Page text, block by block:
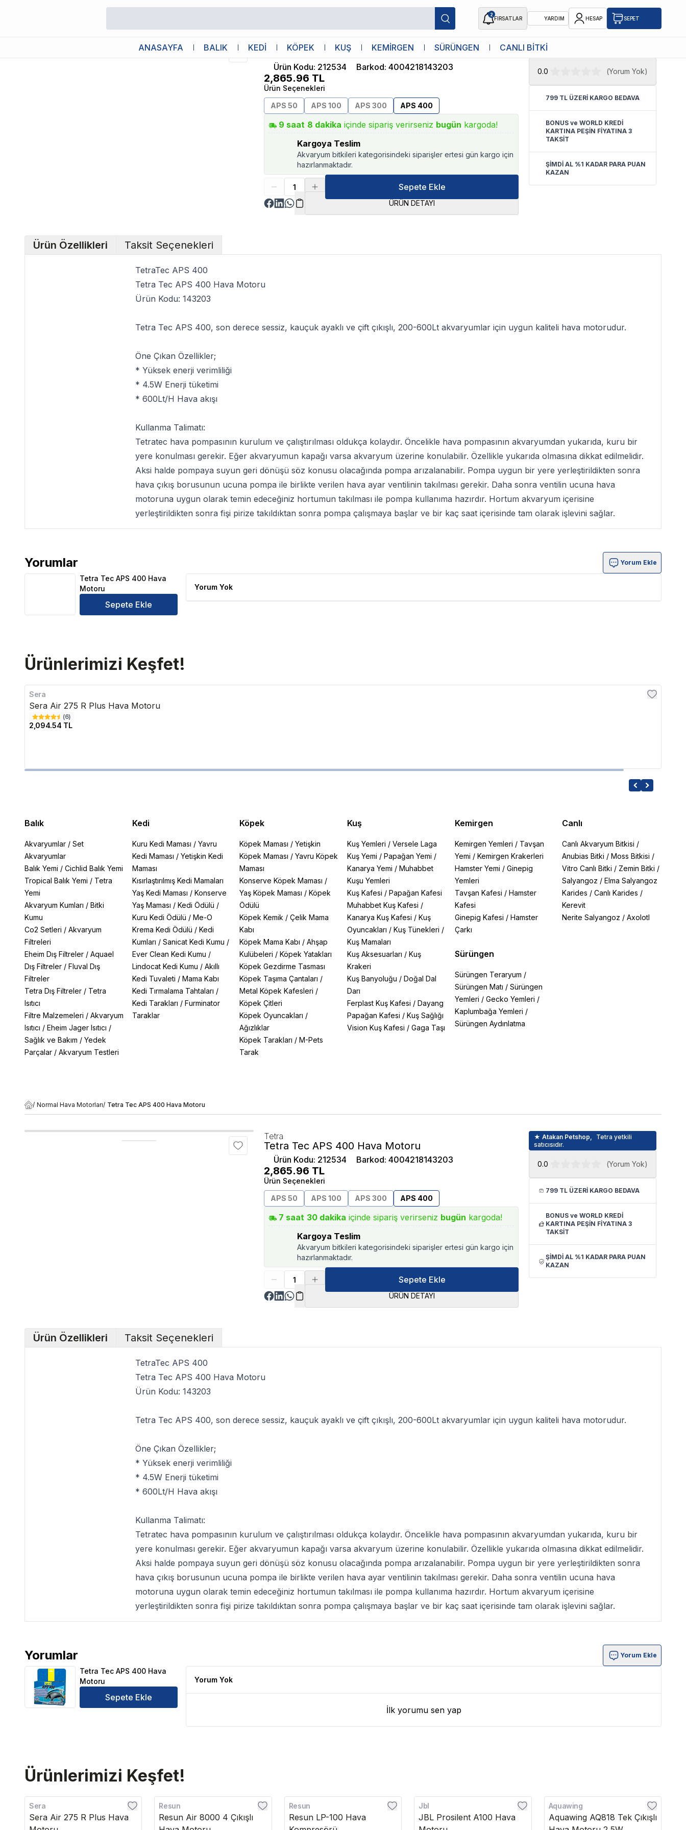
2
FIRSATLAR YARDIM HESAP SEPET
ANASAYFA BALIK KEDİ KÖPEK KUŞ KEMİRGEN SÜRÜNGEN CANLI BİTKİ
Tetra
Tetra Tec APS 400 Hava Motoru
Ürün Kodu: 212534 Barkod:4004218143203
2,865.96 TL
Ürün Seçenekleri
APS 50
APS 100 APS 300 APS 400
9 saat 8 dakika içinde sipariş verirseniz bugün kargoda!
Kargoya Teslim
Akvaryum bitkileri kategorisindeki siparişler ertesi gün kargo için
hazırlanmaktadır.
Sepete Ekle
ÜRÜN DETAYI
★ Atakan Petshop,
satıcısıdır.
0.0 (Yorum Yok)
799 TL ÜZERİ KARGO BEDAVA
BONUS ve WORLD KREDİ
KARTINA PEŞİN FİYATINA 3
TAKSİT
ŞİMDİ AL %1 KADAR PARA PUAN
KAZAN
Ürün Özellikleri Taksit Seçenekleri
TetraTec APS 400
Tetra Tec APS 400 Hava Motoru
Ürün Kodu: 143203
Tetra Tec APS 400, son derece sessiz, kauçuk ayaklı ve çift çıkışlı, 200-600Lt akvaryumlar için uygun kaliteli hava motorudur.
Öne Çıkan Özellikler;
* Yüksek enerji verimliliği
* 4.5W Enerji tüketimi
* 600Lt/H Hava akışı
Kullanma Talimatı:
Tetratec hava pompasının kurulum ve çalıştırılması oldukça kolaydır. Öncelikle hava pompasının akvaryumdan yukarıda, kuru bir
yere konulması gerekir. Eğer akvaryumun kapağı varsa akvaryum üzerine konulabilir. Özellikle yukarıda olmasına dikkat edilmelidir.
Aksi halde pompaya suyun geri dönüşü söz konusu olacağında pompa arızalanabilir. Pompa uygun bir yere yerleştirildikten sonra
hava çıkış borusunun ucuna pompa ile birlikte verilen hava ayar ventilinin takılması gerekir. Daha sonra ventilin ucuna hava
motoruna uygun olarak temin edeceğiniz hortumun takılması ile pompa kullanıma hazırdır. Hortum akvaryum içerisine
yerleştirildikten sonra fişi pirize takıldıktan sonra pompa çalışmaya başlar ve bir kaç saat içerisinde tam olarak işlevini sağlar.
Yorumlar
Tetra Tec APS 400 Hava Motoru Ürün Yorumları
Yorum Ekle
Tetra Tec APS 400 Hava
Motoru
Sepete Ekle
Yorum Yok
Ürünlerimizi Keşfet!
Sera
Sera Air 275 R Plus Hava Motoru
(6)
2,094.54 TL
Balık
Akvaryumlar / Set
Akvaryumlar
Balık Yemi / Cichlid Balık Yemi
Tropical Balık Yemi / Tetra
Yemi
Akvaryum Kumları / Bitki
Kumu
Co2 Setleri / Akvaryum
Filtreleri
Eheim Dış Filtreler / Aquael
Dış Filtreler / Fluval Dış
Filtreler
Tetra Dış Filtreler / Tetra
Isıtıcı
Filtre Malzemeleri / Akvaryum
Isıtıcı / Eheim Jager Isıtıcı /
Sağlık ve Bakım / Yedek
Parçalar / Akvaryum Testleri
Kedi
Kuru Kedi Maması / Yavru
Kedi Maması / Yetişkin Kedi
Maması
Kısırlaştırılmış Kedi Mamaları
Yaş Kedi Maması / Konserve
Yaş Maması / Kedi Ödülü /
Kuru Kedi Ödülü / Me-O
Krema Kedi Ödülü / Kedi
Kumları / Sanicat Kedi Kumu /
Ever Clean Kedi Kumu /
Lindocat Kedi Kumu / Akıllı
Kedi Tuvaleti / Mama Kabı
Kedi Tırmalama Tahtaları /
Kedi Tarakları / Furminator
Taraklar
Köpek
Köpek Maması /Yetişkin
Köpek Maması /Yavru Köpek
Maması
Konserve Köpek Maması /
Yaş Köpek Maması /Köpek
Ödülü
Köpek Kemik /Çelik Mama
Kabı
Köpek Mama Kabı /Ahşap
Kulübeleri /Köpek Yatakları
Köpek Gezdirme Tasması
Köpek Taşıma Çantaları /
Metal Köpek Kafesleri /
Köpek Çitleri
Köpek Oyuncakları /
Ağızlıklar
Köpek Tarakları /M-Pets
Tarak
Kuş
Kuş Yemleri / Versele Laga
Kuş Yemi / Papağan Yemi /
Kanarya Yemi / Muhabbet
Kuşu Yemleri
Kuş Kafesi / Papağan Kafesi
Muhabbet Kuş Kafesi /
Kanarya Kuş Kafesi / Kuş
Oyuncakları / Kuş Tünekleri /
Kuş Mamaları
Kuş Aksesuarları / Kuş
Krakeri
Kuş Banyoluğu / Doğal Dal
Darı
Ferplast Kuş Kafesi / Dayang
Papağan Kafesi / Kuş Sağlığı
Vision Kuş Kafesi / Gaga Taşı
Kemirgen
Kemirgen Yemleri / Tavşan
Yemi / Kemirgen Krakerleri
Hamster Yemi / Ginepig
Yemleri
Tavşan Kafesi / Hamster
Kafesi
Ginepig Kafesi / Hamster
Çarkı
Sürüngen
Sürüngen Teraryum /
Sürüngen Matı / Sürüngen
Yemleri / Gecko Yemleri /
Kaplumbağa Yemleri /
Sürüngen Aydınlatma
Canlı
Canlı Akvaryum Bitkisi /
Anubias Bitki /Moss Bitkisi /
Vitro Canlı Bitki / Zemin Bitki /
Salyangoz /Elma Salyangoz
Karides /Canlı Karides /
Kerevit
Nerite Salyangoz /Axolotl
/ Normal Hava Motorları/ Tetra Tec APS 400 Hava Motoru
Tetra
Tetra Tec APS 400 Hava Motoru
Ürün Kodu: 212534 Barkod:4004218143203
2,865.96 TL
Ürün Seçenekleri
APS 50
APS 100 APS 300 APS 400
7 saat 30 dakika içinde sipariş verirseniz bugün kargoda!
Kargoya Teslim
Akvaryum bitkileri kategorisindeki siparişler ertesi gün kargo için
hazırlanmaktadır.
Sepete Ekle
ÜRÜN DETAYI
★ Atakan Petshop,
Tetra yetkili
satıcısıdır.
0.0 (Yorum Yok)
799 TL ÜZERİ KARGO BEDAVA
BONUS ve WORLD KREDİ
KARTINA PEŞİN FİYATINA 3
TAKSİT
ŞİMDİ AL %1 KADAR PARA PUAN
KAZAN
Ürün Özellikleri Taksit Seçenekleri
TetraTec APS 400
Tetra Tec APS 400 Hava Motoru
Ürün Kodu: 143203
Tetra Tec APS 400, son derece sessiz, kauçuk ayaklı ve çift çıkışlı, 200-600Lt akvaryumlar için uygun kaliteli hava motorudur.
Öne Çıkan Özellikler;
* Yüksek enerji verimliliği
* 4.5W Enerji tüketimi
* 600Lt/H Hava akışı
Kullanma Talimatı:
Tetratec hava pompasının kurulum ve çalıştırılması oldukça kolaydır. Öncelikle hava pompasının akvaryumdan yukarıda, kuru bir
yere konulması gerekir. Eğer akvaryumun kapağı varsa akvaryum üzerine konulabilir. Özellikle yukarıda olmasına dikkat edilmelidir.
Aksi halde pompaya suyun geri dönüşü söz konusu olacağında pompa arızalanabilir. Pompa uygun bir yere yerleştirildikten sonra
hava çıkış borusunun ucuna pompa ile birlikte verilen hava ayar ventilinin takılması gerekir. Daha sonra ventilin ucuna hava
motoruna uygun olarak temin edeceğiniz hortumun takılması ile pompa kullanıma hazırdır. Hortum akvaryum içerisine
yerleştirildikten sonra fişi pirize takıldıktan sonra pompa çalışmaya başlar ve bir kaç saat içerisinde tam olarak işlevini sağlar.
Yorumlar
Tetra Tec APS 400 Hava Motoru Ürün Yorumları
Yorum Ekle
Tetra Tec APS 400 Hava
Motoru
Sepete Ekle
Yorum Yok
İlk yorumu sen yap
Ürünlerimizi Keşfet!
Sera
Sera Air 275 R Plus Hava
Resun
Resun Air 8000 4 Çıkışlı
Resun
Resun LP-100 Hava
Jbl
JBL Prosilent A100 Hava
Aquawing
Aquawing AQ818 Tek Çıkışlı